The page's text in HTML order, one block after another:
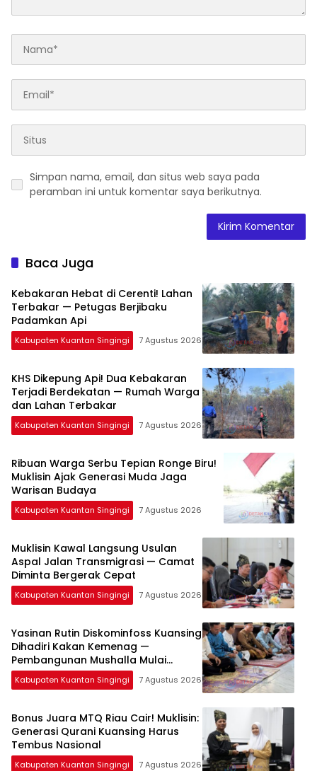
Simpan nama, email, dan situs web saya pada
peramban ini untuk komentar saya berikutnya.
Baca Juga
Kebakaran Hebat di Cerenti! Lahan
Terbakar — Petugas Berjibaku
Padamkan Api
Kabupaten Kuantan Singingi 7 Agustus 2026
KHS Dikepung Api! Dua Kebakaran
Terjadi Berdekatan — Rumah Warga
dan Lahan Terbakar
Kabupaten Kuantan Singingi 7 Agustus 2026
Ribuan Warga Serbu Tepian Ronge Biru!
Muklisin Ajak Generasi Muda Jaga
Warisan Budaya
Kabupaten Kuantan Singingi 7 Agustus 2026
Muklisin Kawal Langsung Usulan
Aspal Jalan Transmigrasi — Camat
Diminta Bergerak Cepat
Kabupaten Kuantan Singingi 7 Agustus 2026
Yasinan Rutin Diskominfoss Kuansing
Dihadiri Kakan Kemenag —
Pembangunan Mushalla Mulai
Dirancang
Kabupaten Kuantan Singingi 7 Agustus 2026
Bonus Juara MTQ Riau Cair! Muklisin:
Generasi Qurani Kuansing Harus
Tembus Nasional
Kabupaten Kuantan Singingi 7 Agustus 2026